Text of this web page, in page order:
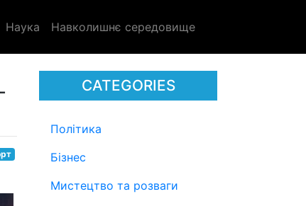
Наука Навколишнє середовище
CATEGORIES
Політика
Бізнес
Мистецтво та розваги